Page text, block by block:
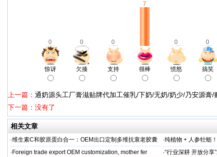
0 0 0
7
0 0
惊讶 欠揍 支持 很棒 愤怒 搞笑
上一篇： 通奶源头工厂膏滋贴牌代加工催乳/下奶/无奶/奶少/乃安源膏
下一篇：没有了
相关文章
·维生素C和胶原蛋白合一：OEM出口定制多维抗衰老胶囊 ·纯植物 + 人参牡蛎
力保驾护航
· Foreign trade export OEM customization, mother fer ·“行业深耕 开放分